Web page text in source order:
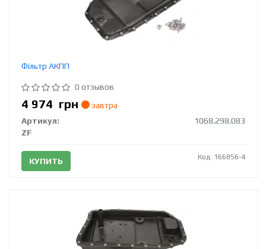
Фільтр АКПП
0 отзывов
4 974 грн
завтра
Артикул:
1068.298.083
ZF
КУПИТЬ Код: 166856-4